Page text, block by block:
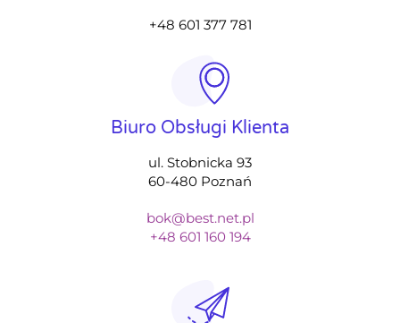
+48 601 377 781
Biuro Obsługi Klienta
ul. Stobnicka 93
60-480 Poznań
bok@best.net.pl
+48 601 160 194